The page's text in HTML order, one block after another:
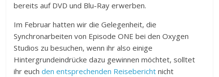
bereits auf DVD und Blu-Ray erwerben.
Im Februar hatten wir die Gelegenheit, die
Synchronarbeiten von Episode ONE bei den Oxygen
Studios zu besuchen, wenn ihr also einige
Hintergrundeindrücke dazu gewinnen möchtet, solltet
ihr euchden entsprechenden Reisebericht nicht